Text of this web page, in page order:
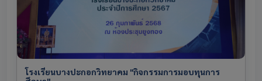
โรงเรียนบางปะกอกวิทยาคม "กิจกรรมการมอบทุนการ